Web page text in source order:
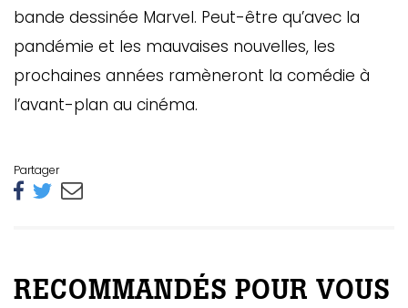
bande dessinée Marvel. Peut-être qu’avec la
pandémie et les mauvaises nouvelles, les
prochaines années ramèneront la comédie à
l’avant-plan au cinéma.
Partager
RECOMMANDÉS POUR VOUS